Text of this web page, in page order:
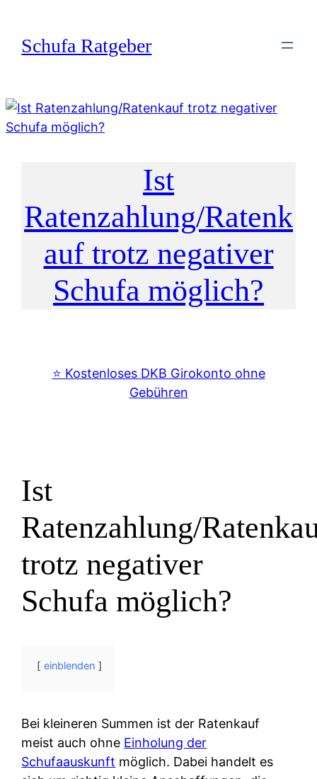
springen
Schufa Ratgeber
Ist
Ratenzahlung/Ratenk
auf trotz negativer
Schufa möglich?
⭐️ Kostenloses DKB Girokonto ohne
Gebühren
Ist
Ratenzahlung/
trotz negativer
Schufa möglich?
einblenden
Bei kleineren Summen ist der Ratenkauf
meist auch ohne Einholung der
Schufaauskunft möglich. Dabei handelt es